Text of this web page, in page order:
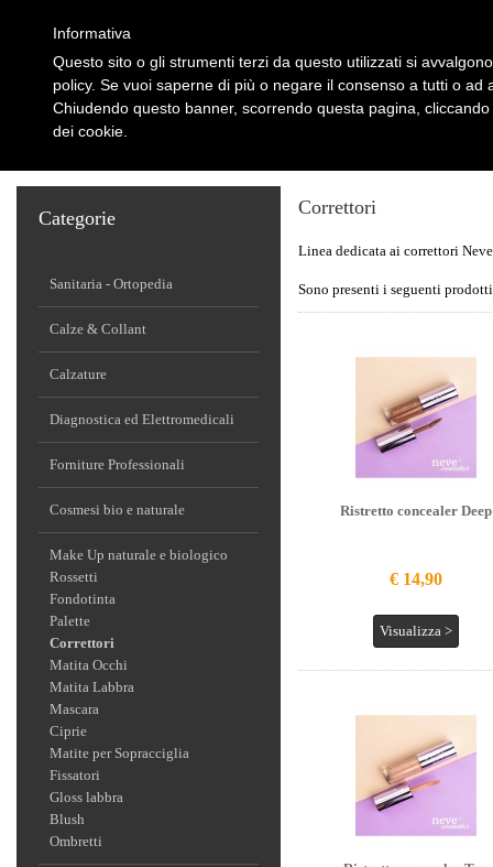
Categorie
Sanitaria - Ortopedia
Calze & Collant
Calzature
Diagnostica ed Elettromedicali
Forniture Professionali
Cosmesi bio e naturale
Make Up naturale e biologico
Rossetti
Fondotinta
Palette
Correttori
Matita Occhi
Matita Labbra
Mascara
Ciprie
Matite per Sopracciglia
Fissatori
Gloss labbra
Blush
Ombretti
Correttori
Linea dedicata ai correttori
Sono presenti i seguenti
Ristretto concealer Deep
€ 14,90
Visualizza >
Informativa
Questo sito o gli strumenti terzi da questo utilizzati si
policy. Se vuoi saperne di più o negare il consenso a tutti o
Chiudendo questo banner, scorrendo questa pagina,
dei cookie.